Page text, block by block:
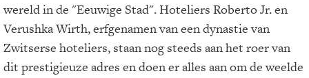
wereld in de "Eeuwige Stad". Hoteliers Roberto Jr. en
Verushka Wirth, erfgenamen van een dynastie van
Zwitserse hoteliers, staan nog steeds aan het roer van
dit prestigieuze adres en doen er alles aan om de weelde